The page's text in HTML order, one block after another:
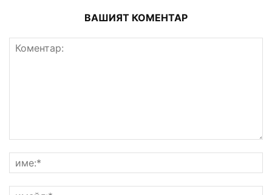
ВАШИЯТ КОМЕНТАР